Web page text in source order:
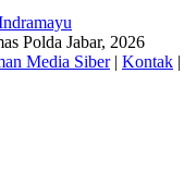
Polda Jabar, 2026
Media Siber| Kontak |